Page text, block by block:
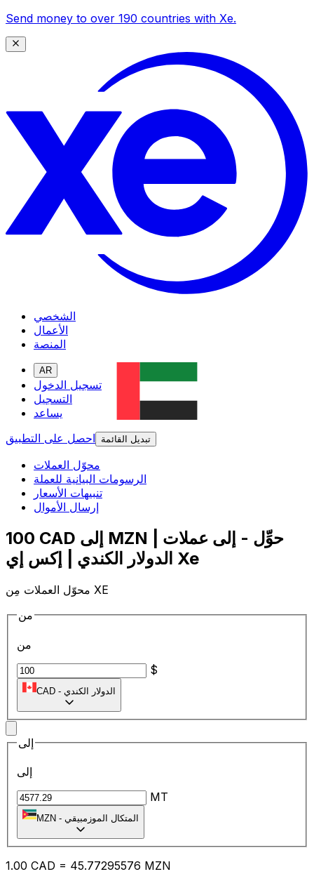
Send money to over 190 countries with Xe.
الشخصي
الأعمال
المنصة
AR
تسجيل الدخول
التسجيل
يساعد
احصل على التطبيق
تبديل القائمة
محوّل العملات
الرسومات البيانية للعملة
تنبيهات الأسعار
إرسال الأموال
100 CAD إلى MZN | حوِّل - إلى عملات
الدولار الكندي | إكس إي Xe
محوّل العملات مِن XE
من
من
$
CAD - الدولار الكندي
إلى
إلى
MT
MZN - المتكال الموزمبيقي
1.00 CAD = 45.77295576 MZN